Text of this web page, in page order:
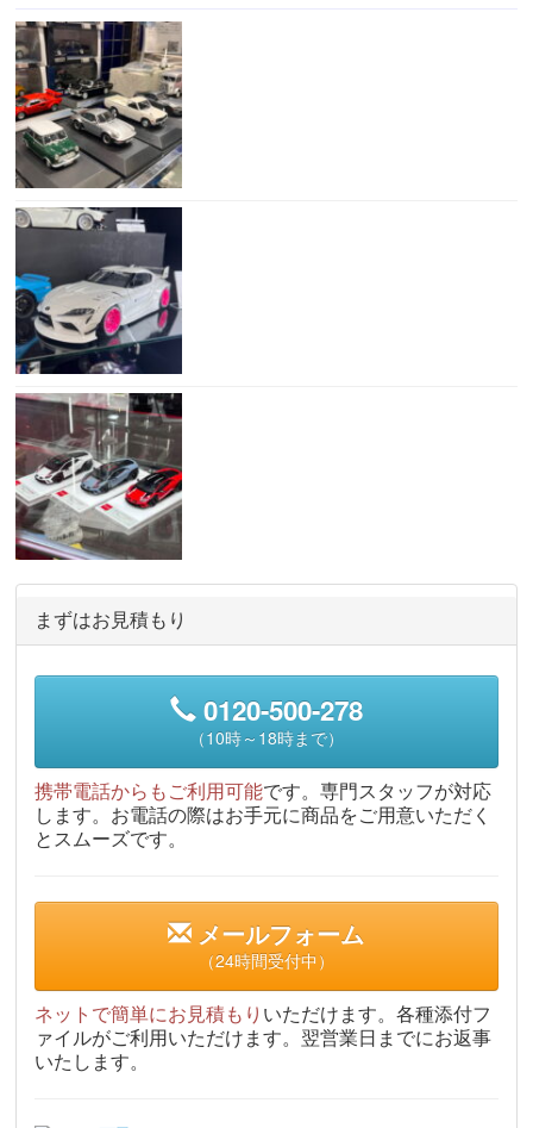
まずはお見積もり
0120-500-278
（10時～18時まで）
携帯電話からもご利用可能です。専門スタッフが対応
します。お電話の際はお手元に商品をご用意いただく
とスムーズです。
メールフォーム
（24時間受付中）
ネットで簡単にお見積もり いただけます。各種添付フ
ァイルがご利用いただけます。翌営業日までにお返事
いたします。